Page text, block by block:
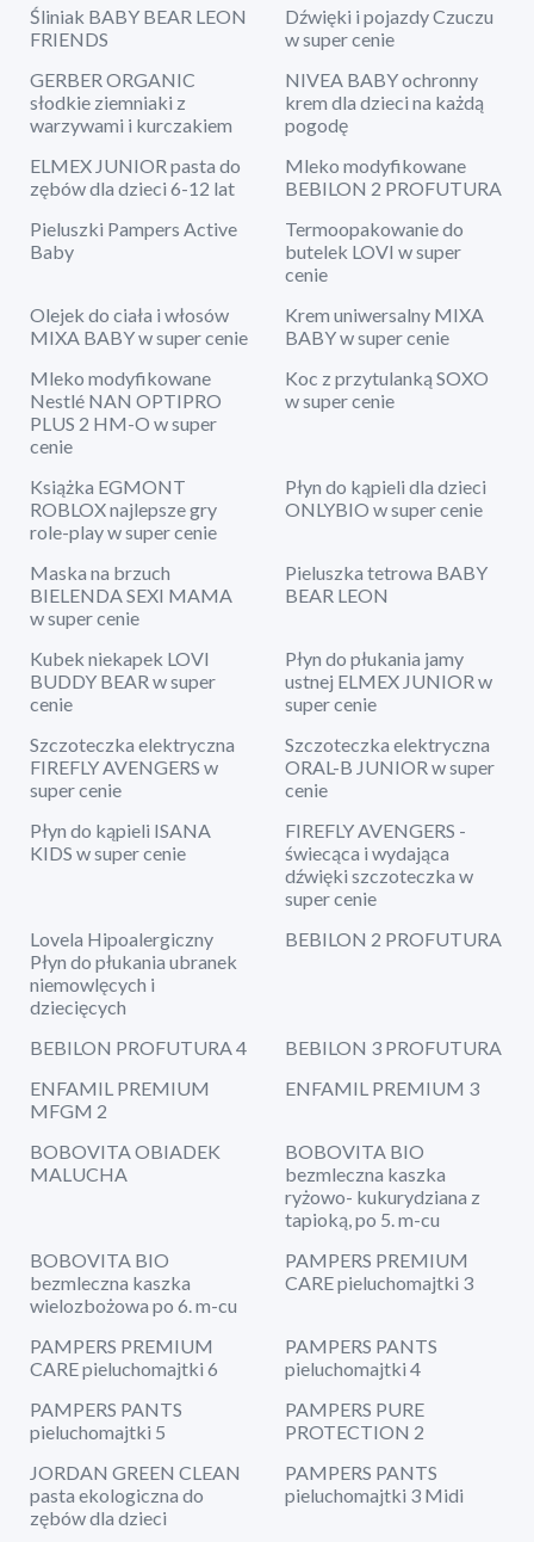
Śliniak BABY BEAR LEON
FRIENDS
Dźwięki i pojazdy Czuczu
w super cenie
GERBER ORGANIC
słodkie ziemniaki z
warzywami i kurczakiem
NIVEA BABY ochronny
krem dla dzieci na każdą
pogodę
ELMEX JUNIOR pasta do
zębów dla dzieci 6-12 lat
Mleko modyfikowane
BEBILON 2 PROFUTURA
Pieluszki Pampers Active
Baby
Termoopakowanie do
butelek LOVI w super
cenie
Olejek do ciała i włosów
MIXA BABY w super cenie
Krem uniwersalny MIXA
BABY w super cenie
Mleko modyfikowane
Nestlé NAN OPTIPRO
PLUS 2 HM-O w super
cenie
Koc z przytulanką SOXO
w super cenie
Książka EGMONT
ROBLOX najlepsze gry
role-play w super cenie
Płyn do kąpieli dla dzieci
ONLYBIO w super cenie
Maska na brzuch
BIELENDA SEXI MAMA
w super cenie
Pieluszka tetrowa BABY
BEAR LEON
Kubek niekapek LOVI
BUDDY BEAR w super
cenie
Płyn do płukania jamy
ustnej ELMEX JUNIOR w
super cenie
Szczoteczka elektryczna
FIREFLY AVENGERS w
super cenie
Szczoteczka elektryczna
ORAL-B JUNIOR w super
cenie
Płyn do kąpieli ISANA
KIDS w super cenie
FIREFLY AVENGERS -
świecąca i wydająca
dźwięki szczoteczka w
super cenie
Lovela Hipoalergiczny
Płyn do płukania ubranek
niemowlęcych i
dziecięcych
BEBILON 2 PROFUTURA
BEBILON PROFUTURA 4
BEBILON 3 PROFUTURA
ENFAMIL PREMIUM
MFGM 2
ENFAMIL PREMIUM 3
BOBOVITA OBIADEK
MALUCHA
BOBOVITA BIO
bezmleczna kaszka
ryżowo- kukurydziana z
tapioką, po 5. m-cu
BOBOVITA BIO
bezmleczna kaszka
wielozbożowa po 6. m-cu
PAMPERS PREMIUM
CARE pieluchomajtki 3
PAMPERS PREMIUM
CARE pieluchomajtki 6
PAMPERS PANTS
pieluchomajtki 4
PAMPERS PANTS
pieluchomajtki 5
PAMPERS PURE
PROTECTION 2
JORDAN GREEN CLEAN
pasta ekologiczna do
zębów dla dzieci
PAMPERS PANTS
pieluchomajtki 3 Midi